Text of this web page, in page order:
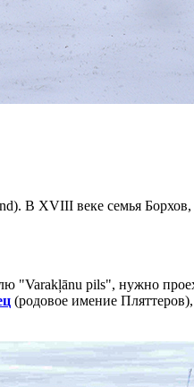
В XVIII веке семья
"Varakļānu pils", нужно
(родовое имение Пляттеров),